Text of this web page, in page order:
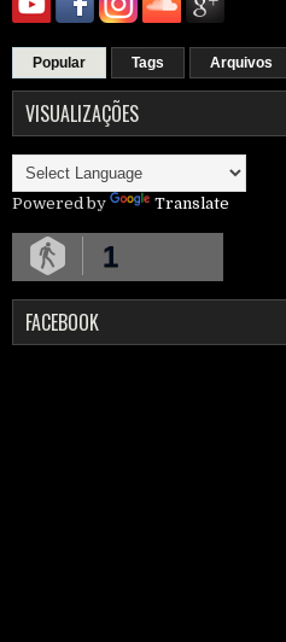
Popular Tags Arquivos
VISUALIZAÇÕES
Powered by Translate
1
FACEBOOK